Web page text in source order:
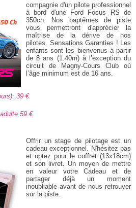
compagnie d'un pilote professionnel
à bord d'une Ford Focus RS de
350ch. Nos baptêmes de piste
vous permettront d'apprécier la
maîtrise de la dérive de nos
pilotes. Sensations Garanties ! Les
enfants sont les bienvenus à partir
de 8 ans (1.40m) à l’exception du
circuit de Magny-Cours Club où
l’âge minimum est de 16 ans.
39
adulte 59
Offrir un stage de pilotage est un
cadeau exceptionnel. N'hésitez pas
et optez pour le coffret (13x18cm)
et son livret. Un moyen de mettre
en valeur votre Cadeau et de
partager déjà un moment
inoubliable avant de nous retrouver
sur la piste.